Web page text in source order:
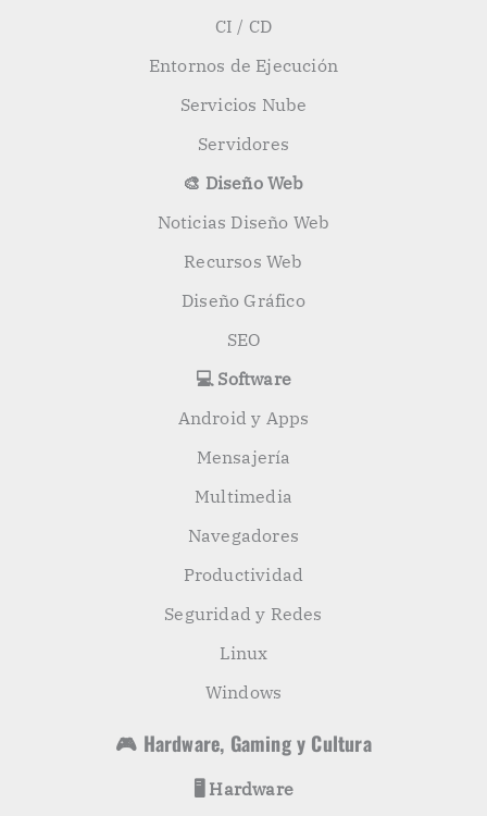
CI / CD
Entornos de Ejecución
Servicios Nube
Servidores
🎨 Diseño Web
Noticias Diseño Web
Recursos Web
Diseño Gráfico
SEO
💻 Software
Android y Apps
Mensajería
Multimedia
Navegadores
Productividad
Seguridad y Redes
Linux
Windows
🎮 Hardware, Gaming y Cultura
🖥️ Hardware